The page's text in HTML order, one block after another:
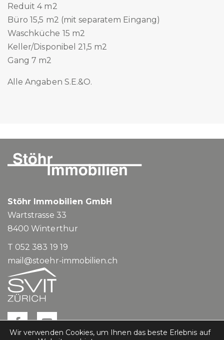
Reduit 4 m2
Büro 15,5 m2 (mit separatem Eingang)
Waschküche 15 m2
Keller/Disponibel 21,5 m2
Gang 7 m2
Alle Angaben S.E.&O.
Stöhr Immobilien GmbH
Wartstrasse 33
8400Winterthur
T 052 383 19 19
mail@stoehr-immobilien.ch
Wir verwenden Cookies, um Ihnen das beste Erlebnis auf